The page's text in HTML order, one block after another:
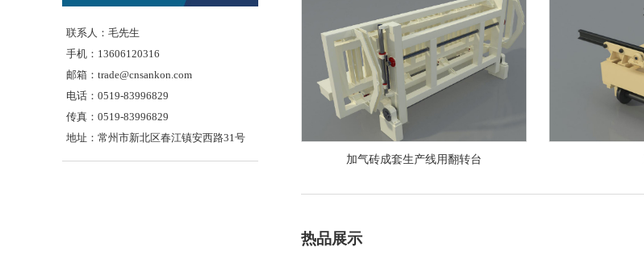
联系人：毛先生
手机：13606120316
邮箱： trade@cnsankon.com
电话：0519-83996829
传真：0519-83996829
地址：常州市新北区春江镇安西路31号
加气砖成套生产线用翻转台
热品展示